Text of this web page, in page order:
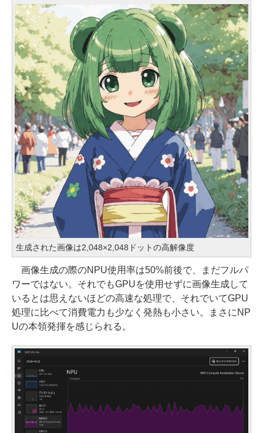
生成された画像は2,048×2,048ドットの高解像度
画像生成の際のNPU使用率は50%前後で、まだフルパ
ワーではない。それでもGPUを使用せずに画像生成して
いるとは思えないほどの高速な処理で、それでいてGPU
処理に比べて消費電力も少なく発熱も小さい。まさにNP
Uの本領発揮を感じられる。